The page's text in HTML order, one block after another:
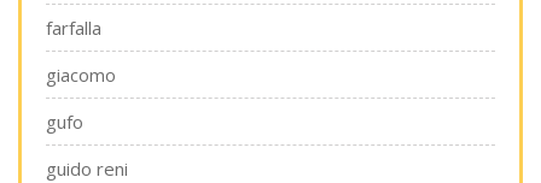
farfalla
giacomo
gufo
guido reni